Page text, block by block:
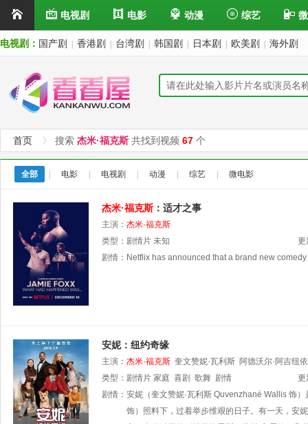
电视剧 电影 动漫 综艺
电视剧： 国产剧 香港剧 台湾剧 韩国剧 日本剧 欧美剧 海外剧
首页 搜索 杰米·福克斯 共找到视频 67 个
全部 电影 电视剧 动漫 综艺 微电影
杰米·福克斯 ：适才之事
主演： 杰米·福克斯
类型： 剧情片 未知
更
剧情： Netflix has announced that a brand new
安妮：纽约奇缘
主演： 杰米·福克斯 奎文赞妮·瓦利斯 阿德沃尔·阿吉纽
类型： 剧情片 家庭 喜剧 歌舞 剧情
更
剧情： 安妮（奎文赞妮·瓦利斯 Quvenzhané Wallis 饰
饰）照料下，过着举步维艰的日子。有一天，安